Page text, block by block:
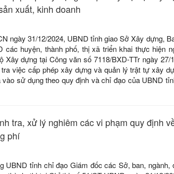
xuất, kinh doanh
ngày 31/12/2024, UBND tỉnh giao Sở Xây dựng,
các huyện, thành phố, thị xã triển khai thực hiện
Xây dựng tại Công văn số 7118/BXD-TTr ngày 27/
việc cấp phép xây dựng và quản lý trật tự xây
sử dụng theo quy định và chỉ đạo của UBND
tra, xử lý nghiêm các vi phạm quy định
phí
UBND tỉnh chỉ đạo Giám đốc các Sở, ban, ngành,